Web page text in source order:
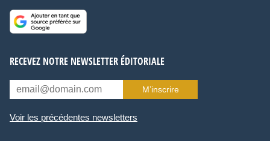
RECEVEZ NOTRE NEWSLETTER ÉDITORIALE
M’inscrire
Voir les précédentes newsletters